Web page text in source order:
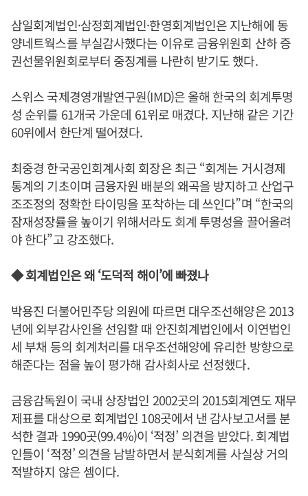
삼일회계법인·삼정회계법인·한영회계법인은 지난해에 동
양네트웍스를 부실감사했다는 이유로 금융위원회 산하 증
권선물위원회로부터 중징계를 나란히 받기도 했다.
스위스 국제경영개발연구원(IMD)은 올해 한국의 회계투명
성 순위를 61개국 가운데 61위로 매겼다. 지난해 같은 기간
60위에서 한단계 떨어졌다.
최중경 한국공인회계사회 회장은 최근 “회계는 거시경제
통계의 기초이며 금융자원 배분의 왜곡을 방지하고 산업구
조조정의 정확한 타이밍을 포착하는 데 쓰인다”며 “한국의
잠재성장률을 높이기 위해서라도 회계 투명성을 끌어올려
야 한다”고 강조했다.
◆ 회계법인은 왜 ‘도덕적 해이’에 빠졌나
박용진 더불어민주당 의원에 따르면 대우조선해양은 2013
년에 외부감사인을 선임할 때 안진회계법인에서 이연법인
세 부채 등의 회계처리를 대우조선해양에 유리한 방향으로
해준다는 점을 높이 평가해 감사회사로 선정했다.
금융감독원이 국내 상장법인 2002곳의 2015회계연도 재무
제표를 대상으로 회계법인 108곳에서 낸 감사보고서를 분
석한 결과 1990곳(99.4%)이 ‘적정’ 의견을 받았다. 회계법
인들이 ‘적정’ 의견을 남발하면서 분식회계를 사실상 거의
적발하지 않은 셈이다.